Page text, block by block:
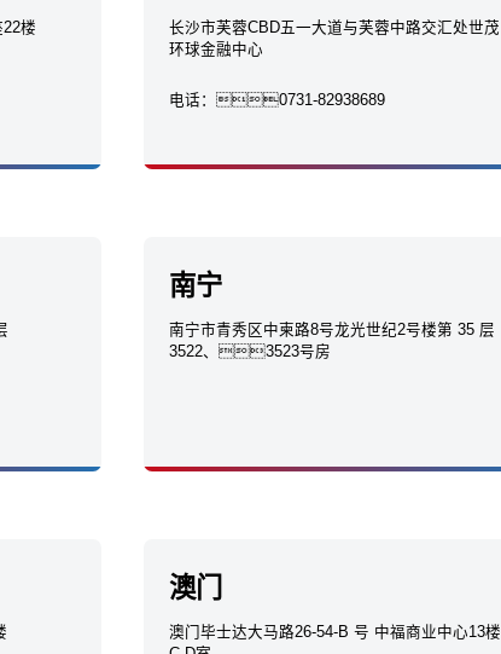
楼
长沙市芙蓉CBD五一大道与芙蓉中路交汇处世茂
环球金融中心
电话：0731-82938689
南宁
南宁市青秀区中柬路8号龙光世纪2号楼第 35 层
3522、3523号房
澳门
澳门毕士达大马路26-54-B 号 中福商业中心13楼